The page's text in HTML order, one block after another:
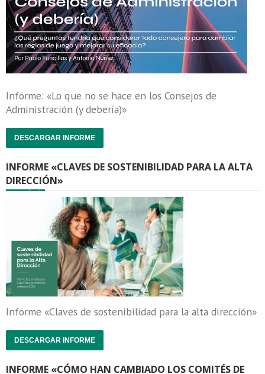
Informe: «Lo que no se hace en los Consejos de
Administración (y debería)»
DESCARGAR INFORME
INFORME «CLAVES DE SOSTENIBILIDAD PARA LA ALTA
DIRECCIÓN»
Informe «Claves de sostenibilidad para la alta dirección»
DESCARGAR INFORME
INFORME «CÓMO HAN CAMBIADO LOS COMITÉS DE